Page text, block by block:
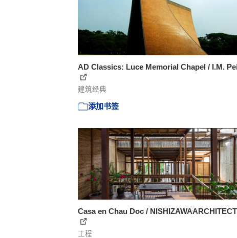
AD Classics: Luce Memorial Chapel / I.M. Pei
建筑经典
添加书签
Casa en Chau Doc /
工程